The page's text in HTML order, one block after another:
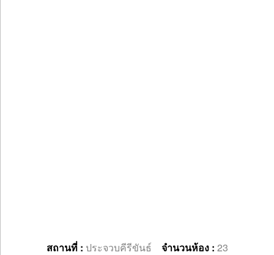
สถานที่ : ประจวบคีรีขันธ์ จำนวนห้อง : 23